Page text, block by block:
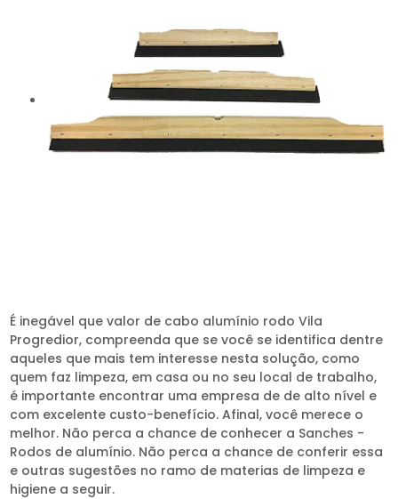
É inegável que valor de cabo alumínio rodo Vila
Progredior, compreenda que se você se identifica dentre
aqueles que mais tem interesse nesta solução, como
quem faz limpeza, em casa ou no seu local de trabalho,
é importante encontrar uma empresa de de alto nível e
com excelente custo-benefício. Afinal, você merece o
melhor. Não perca a chance de conhecer a Sanches -
Rodos de alumínio. Não perca a chance de conferir essa
e outras sugestões no ramo de materias de limpeza e
higiene a seguir.